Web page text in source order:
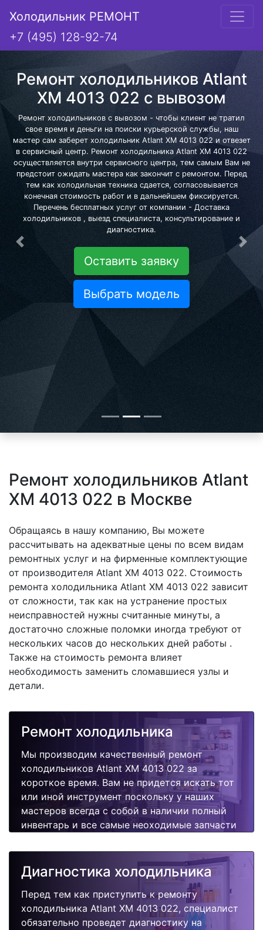
Холодильник РЕМОНТ
+7 (495) 128-92-74
Ремонт холодильников Atlant
XM 4013 022 с вывозом
Ремонт холодильников с вывозом - чтобы клиент не тратил
свое время и деньги на поиски курьерской службы, наш
мастер сам заберет холодильник Atlant XM 4013 022 и отвезет
в сервисный центр. Ремонт холодильника Atlant XM 4013 022
осуществляется внутри сервисного центра, тем самым Вам не
предстоит ожидать мастера как закончит с ремонтом. Перед
тем как холодильная техника сдается, согласовывается
конечная стоимость работ и в дальнейшем фиксируется.
Перечень бесплатных услуг от компании - Доставка
холодильников , выезд специалиста, консультирование и
диагностика.
Оставить заявку
Выбрать модель
Предыдущая
Ремонт холодильников Atlant
XM 4013 022 в Москве
Обращаясь в нашу компанию, Вы можете
рассчитывать на адекватные цены по всем видам
ремонтных услуг и на фирменные комплектующие
от производителя Atlant XM 4013 022. Стоимость
ремонта холодильника Atlant XM 4013 022 зависит
от сложности, так как на устранение простых
неисправностей нужны считанные минуты, а
достаточно сложные поломки иногда требуют от
нескольких часов до нескольких дней работы .
Также на стоимость ремонта влияет
необходимость заменить сломавшиеся узлы и
детали.
Ремонт холодильника
Мы производим качественный ремонт
холодильников Atlant XM 4013 022 за
короткое время. Вам не придется искать тот
или иной инструмент поскольку у наших
мастеров всегда с собой в наличии полный
инвентарь и все самые неоходимые запчасти
быстро, качественно и недорого.
Диагностика холодильника
Перед тем как приступить к ремонту
холодильника Atlant XM 4013 022, специалист
обязательно проведет диагностику на